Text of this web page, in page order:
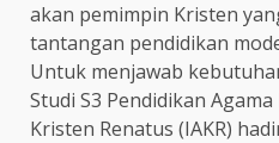
akan pemimpin Kristen
tantangan pendidikan
Untuk menjawab
Studi S3 Pendidikan
Kristen Renatus (IAKR)